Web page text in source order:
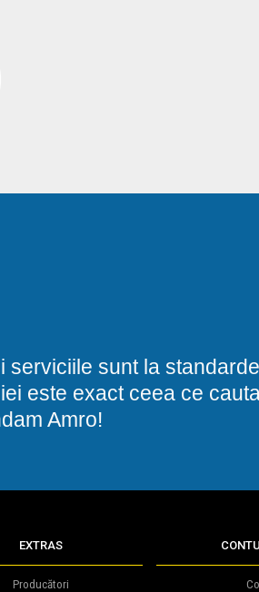
sunt la
este exact ceea ce
Amro!
EXTRAS
Producători